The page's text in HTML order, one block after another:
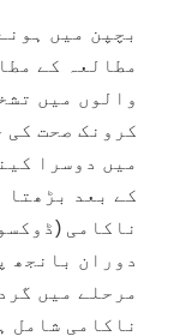
بچپن میں
کرونک صحت کی
میں دوسرا
کے بعد بڑھتا
ناکامی
دوران بانجھ
مرحلے میں
ناکامی شامل